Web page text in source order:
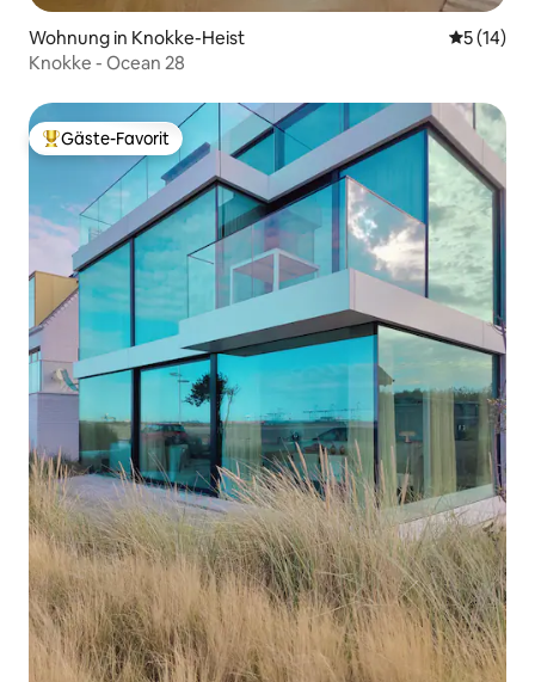
Wohnung in Knokke-Heist
5 (14)
Knokke - Ocean 28
Beliebter Gäste-Favorit.
Gäste-Favorit